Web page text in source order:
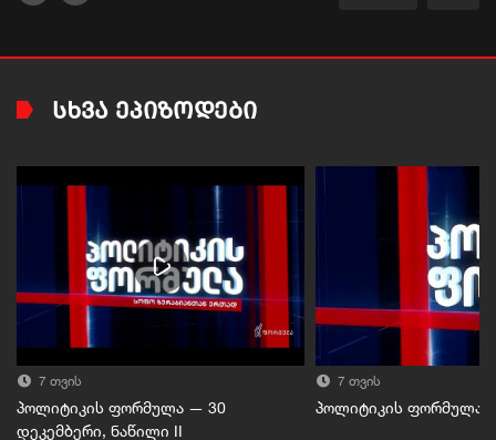
ᲡᲮᲕᲐ ᲔᲞᲘᲖᲝᲓᲔᲑᲘ
7 თვის
პოლიტიკის ფორმულა — 30
დეკემბერი, ნაწილი II
7 თვის
პოლიტიკის ფორმულა